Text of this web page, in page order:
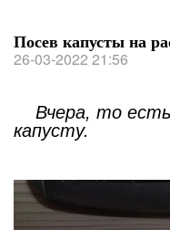
Посев капусты на
26-03-2022 21:56
Вчера, то есть
капусту.